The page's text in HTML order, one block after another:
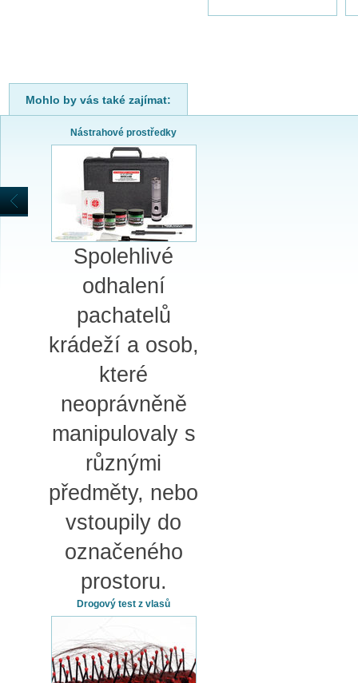
Mohlo by vás také zajímat:
Nástrahové prostředky
Spolehlivé
odhalení
pachatelů
krádeží a osob,
které
neoprávněně
manipulovaly s
různými
předměty, nebo
vstoupily do
označeného
prostoru.
Drogový test z vlasů